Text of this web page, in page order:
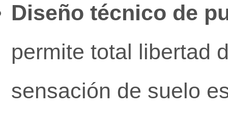
Diseño técnico de
permite total libertad
sensación de suelo